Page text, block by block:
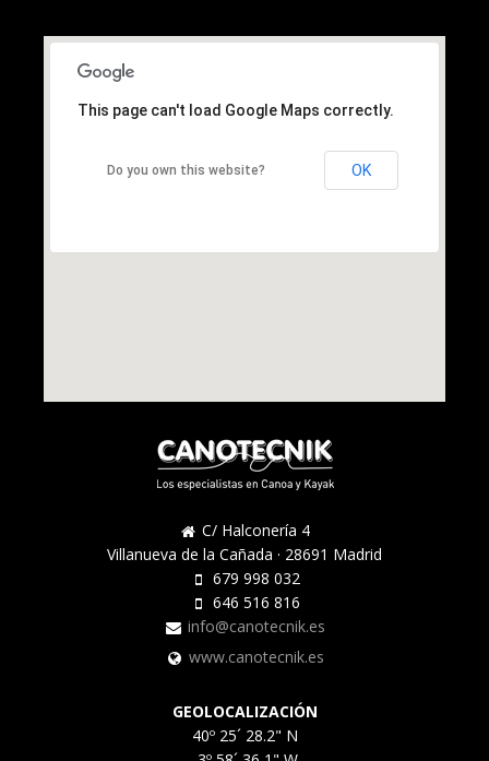
This page can't load Google Maps correctly.
Do you own this website? OK
C/ Halconería 4
Villanueva de la Cañada · 28691 Madrid
679 998 032
646 516 816
info@canotecnik.es
www.canotecnik.es
GEOLOCALIZACIÓN
40º 25´ 28.2" N